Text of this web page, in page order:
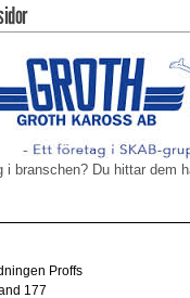
i branschen? Du hittar dem
Proffs
177